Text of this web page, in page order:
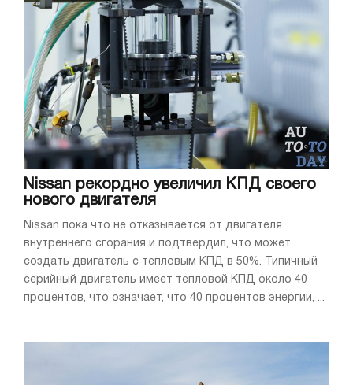
Nissan рекордно увеличил КПД своего
нового двигателя
Nissan пока что не отказывается от двигателя
внутреннего сгорания и подтвердил, что может
создать двигатель с тепловым КПД в 50%. Типичный
серийный двигатель имеет тепловой КПД около 40
процентов, что означает, что 40 процентов энергии, ...